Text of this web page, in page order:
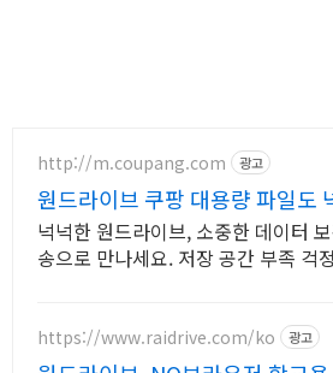
http://m.coupang.com 광고
원드라이브 쿠팡 대용량 파일도
넉넉한 원드라이브, 소중한 데이터
송으로 만나세요. 저장 공간 부족 걱
https://www.raidrive.com/ko 광고